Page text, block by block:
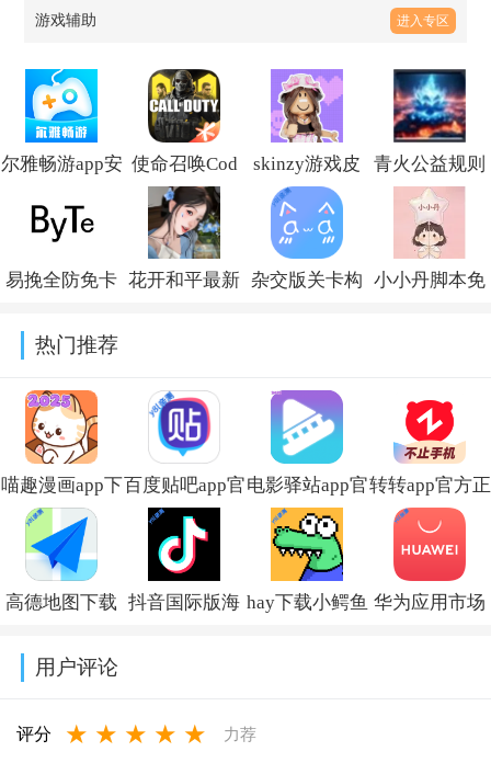
游戏辅助 进入专区
尔雅畅游app安
卓版
使命召唤Cod
绘制自瞄软件
v5.32.1
skinzy游戏皮
肤编辑器下载
v1.6.3
青火公益规则
拦截软件免费
版v999
易挽全防免卡 花开和平最新 杂交版关卡构 小小丹脚本免
热门推荐
喵趣漫画app下
载小说免费安
装v5.0.0
百度贴吧app官
方下载
v22.5.1.0
电影驿站app官
方最新版本免
费下载v2.0.0
转转app官方正
版下载2026最
新版本v12.6.0
高德地图下载
v16.13.0.2011
抖音国际版海 hay下载小鳄鱼 华为应用市场
用户评论
评分 ★ ★ ★ ★ ★ 力荐